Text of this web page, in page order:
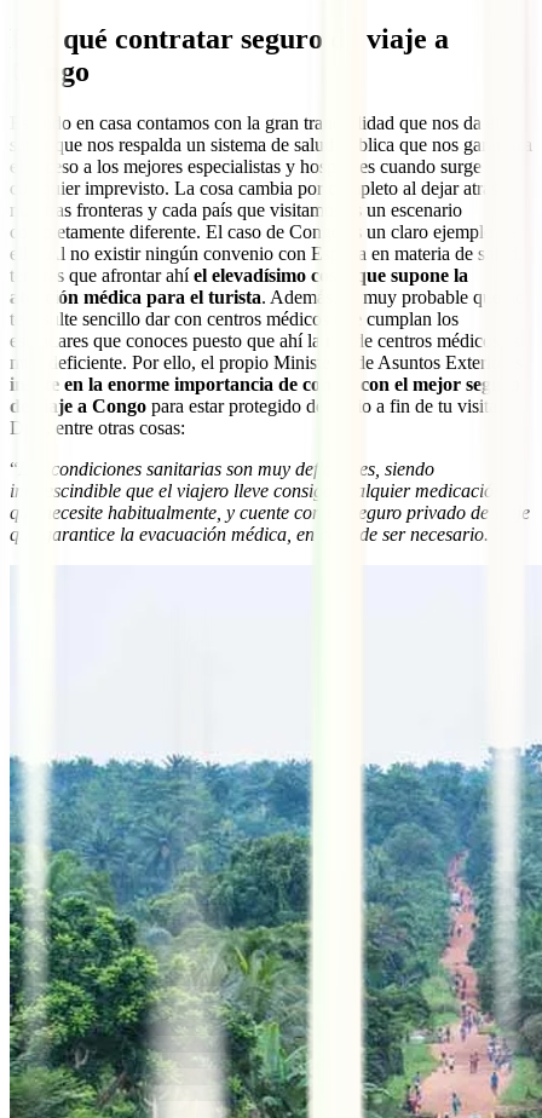
Por qué contratar seguro de viaje a
Congo
Estando en casa contamos con la gran tranquilidad que nos da el
saber que nos respalda un sistema de salud pública que nos garantiza
el acceso a los mejores especialistas y hospitales cuando surge
cualquier imprevisto. La cosa cambia por completo al dejar atrás
nuestras fronteras y cada país que visitamos es un escenario
completamente diferente. El caso de Congo es un claro ejemplo de
ello. Al no existir ningún convenio con España en materia de salud,
tendrás que afrontar ahíel elevadísimo coste que supone la
atención médica para el turista. Además, es muy probable que no
te resulte sencillo dar con centros médicos que cumplan los
estándares que conoces puesto que ahí la red de centros médicos es
muy deficiente. Por ello, el propio Ministerio de Asuntos Exteriores
insiste en la enorme importancia de contar con el mejor seguro
de viaje a Congo para estar protegido de inicio a fin de tu visita.
Dice, entre otras cosas:
“ Las condiciones sanitarias son muy deficientes, siendo
imprescindible que el viajero lleve consigo cualquier medicación
que necesite habitualmente, y cuente con un seguro privado de viaje
que garantice la evacuación médica, en caso de ser necesario.